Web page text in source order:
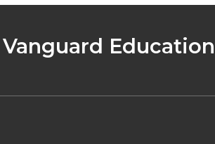
Education